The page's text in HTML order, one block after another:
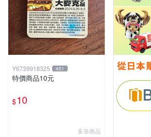
Y6739918325 451
特價商品10元
$10
多筆商品